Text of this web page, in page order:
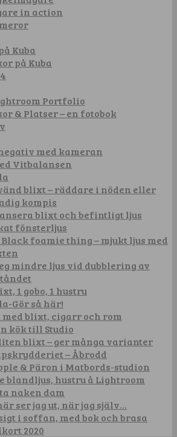
in action
Kuba
på Kuba
Portfolio
& Platser – en fotobok
med kameran
Vitbalansen
blixt – räddare i nöden eller
kompis
blixt och befintligt ljus
fönsterljus
foamie thing – mjukt ljus med
mindre ljus vid dubblering av
1 gobo, 1 hustru
Gör så här!
med blixt, cigarr och rom
kök till Studio
blixt – ger många varianter
– Åbrodd
& Päron i Matbords-studion
blandljus, hustru å Lightroom
naken dam
ser jag ut, när jag själv…
i soffan, med bok och brasa
2020